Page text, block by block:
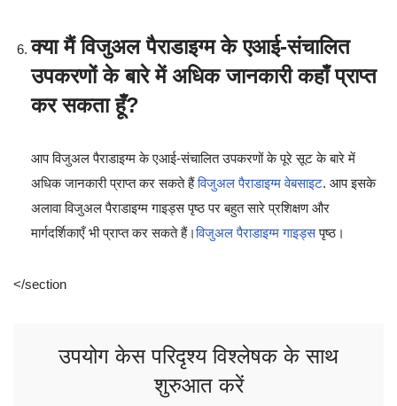
क्या मैं विजुअल पैराडाइग्म के एआई-संचालित
उपकरणों के बारे में अधिक जानकारी कहाँ प्राप्त
कर सकता हूँ?
आप विजुअल पैराडाइग्म के एआई-संचालित उपकरणों के पूरे सूट के बारे में
अधिक जानकारी प्राप्त कर सकते हैंविजुअल पैराडाइग्म वेबसाइट. आप इसके
अलावा विजुअल पैराडाइग्म गाइड्स पृष्ठ पर बहुत सारे प्रशिक्षण और
मार्गदर्शिकाएँ भी प्राप्त कर सकते हैं।विजुअल पैराडाइग्म गाइड्सपृष्ठ।
</section
उपयोग केस परिदृश्य विश्लेषक के साथ
शुरुआत करें